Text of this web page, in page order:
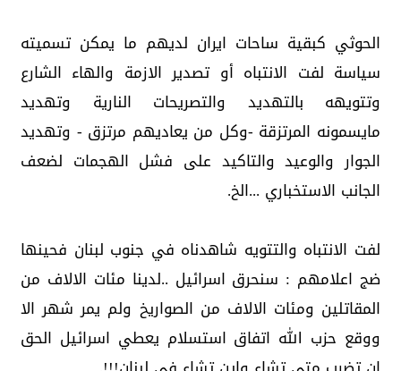
الحوثي كبقية ساحات ايران لديهم ما يمكن تسميته
سياسة لفت الانتباه أو تصدير الازمة والهاء الشارع
وتتويهه بالتهديد والتصريحات النارية وتهديد
مايسمونه المرتزقة -وكل من يعاديهم مرتزق - وتهديد
الجوار والوعيد والتاكيد على فشل الهجمات لضعف
الجانب الاستخباري ...الخ.
لفت الانتباه والتتويه شاهدناه في جنوب لبنان فحينها
ضج اعلامهم : سنحرق اسرائيل ..لدينا مئات الالاف من
المقاتلين ومئات الالاف من الصواريخ ولم يمر شهر الا
ووقع حزب الله اتفاق استسلام يعطي اسرائيل الحق